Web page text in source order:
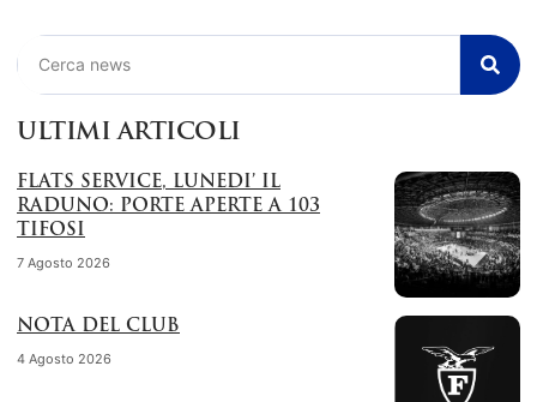
ULTIMI ARTICOLI
FLATS SERVICE, LUNEDI’ IL
RADUNO: PORTE APERTE A 103
TIFOSI
7 Agosto 2026
NOTA DEL CLUB
4 Agosto 2026